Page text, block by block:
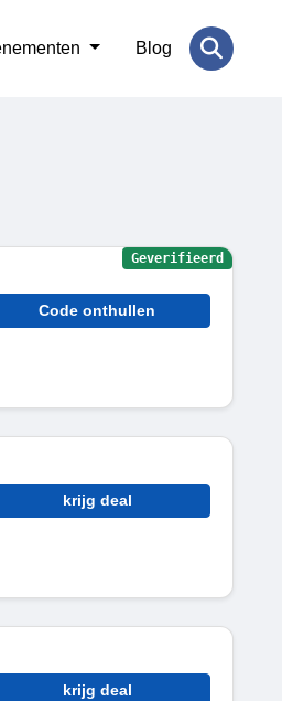
Blog
Code onthullen
Geverifieerd
krijg deal
krijg deal